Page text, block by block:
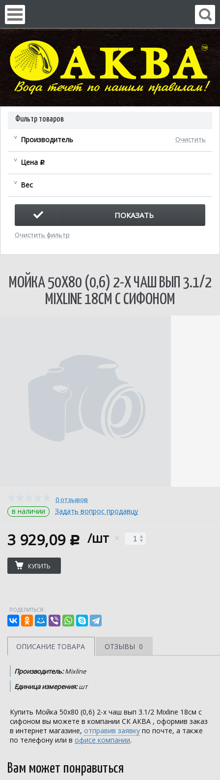
Фильтр товаров
Производитель Очистить
Цена c
Вес
ПОКАЗАТЬ
Очистить фильтр
МОЙКА 50Х80 (0,6) 2-Х ЧАШ ВЫП 3.1/2
MIXLINE 18СМ С СИФОНОМ
0 отзывов
в наличии Задать вопрос продавцу
3 929,09 c /шт
КУПИТЬ
ПОДЕЛИТЬСЯ:
ОПИСАНИЕ ТОВАРА ОТЗЫВЫ 0
Производитель:Mixline
Единица измерения:шт
Купить Мойка 50х80 (0,6) 2-х чаш вып 3.1/2 Mixline 18см с
сифоном вы можете в компании СК АКВА , оформив заказ
в интернет магазине, отправив заявку по почте, а также
по телефону или в офисе компании.
Вам может понравиться